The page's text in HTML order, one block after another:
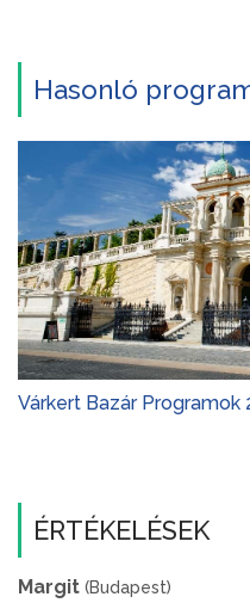
Hasonló
Várkert Bazár Programok
ÉRTÉKELÉSEK
Margit (Budapest)